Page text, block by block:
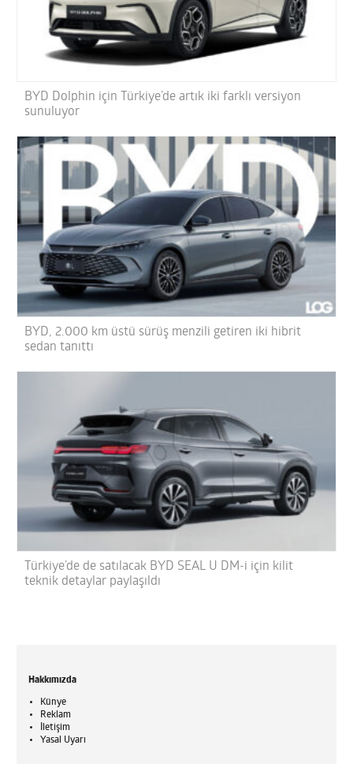
BYD Dolphin için Türkiye’de artık iki farklı versiyon
sunuluyor
BYD, 2.000 km üstü sürüş menzili getiren iki hibrit
sedan tanıttı
Türkiye’de de satılacak BYD SEAL U DM-i için kilit
teknik detaylar paylaşıldı
Hakkımızda
Künye
Reklam
İletişim
Yasal Uyarı